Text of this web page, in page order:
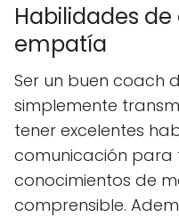
Habilidades
empatía
Ser un buen coach
simplemente
tener excelentes
comunicación para
conocimientos de
comprensible.